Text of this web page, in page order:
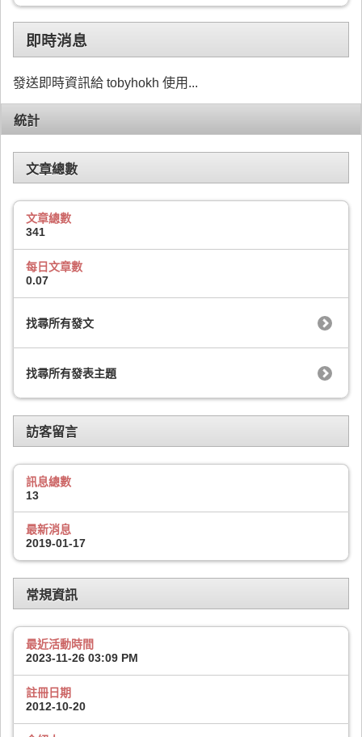
即時消息
發送即時資訊給 tobyhokh 使用...
統計
文章總數
文章總數
341
每日文章數
0.07
找尋所有發文
找尋所有發表主題
訪客留言
訊息總數
13
最新消息
2019-01-17
常規資訊
最近活動時間
2023-11-26 03:09 PM
註冊日期
2012-10-20